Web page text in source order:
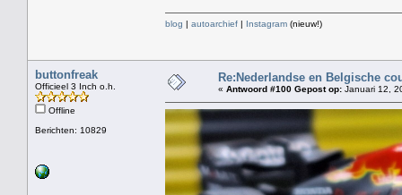
blog | autoarchief | Instagram (nieuw!)
buttonfreak
Officieel 3 Inch o.h.
Offline
Berichten: 10829
Re:Nederlandse en Belgische
« Antwoord #100 Gepost op: Januari 12,